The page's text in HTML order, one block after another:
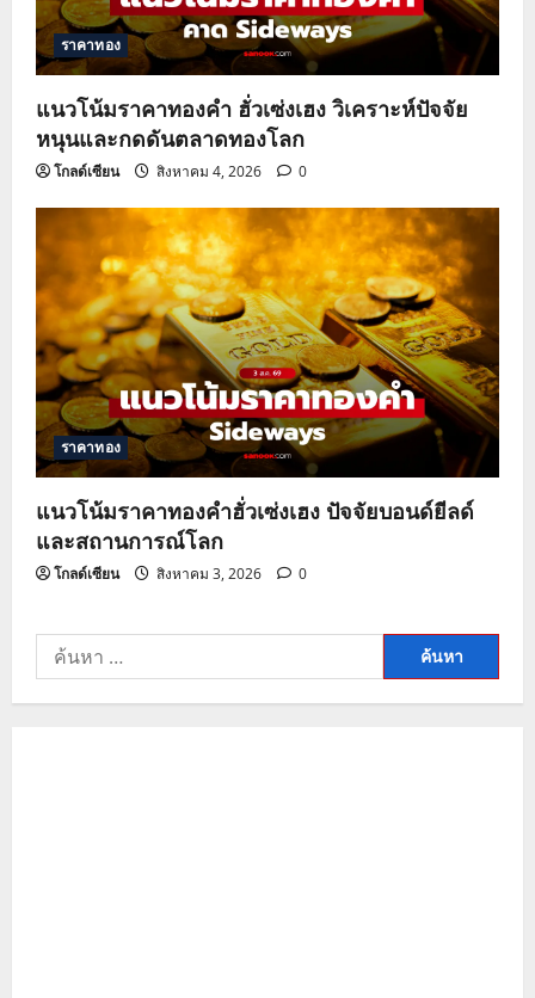
ราคาทอง
แนวโน้มราคาทองคำ ฮั่วเซ่งเฮง วิเคราะห์ปัจจัย
หนุนและกดดันตลาดทองโลก
โกลด์เซียน สิงหาคม 4, 2026 0
ราคาทอง
แนวโน้มราคาทองคำฮั่วเซ่งเฮง ปัจจัยบอนด์ยีลด์
และสถานการณ์โลก
โกลด์เซียน สิงหาคม 3, 2026 0
ค้นหา
สำหรับ: